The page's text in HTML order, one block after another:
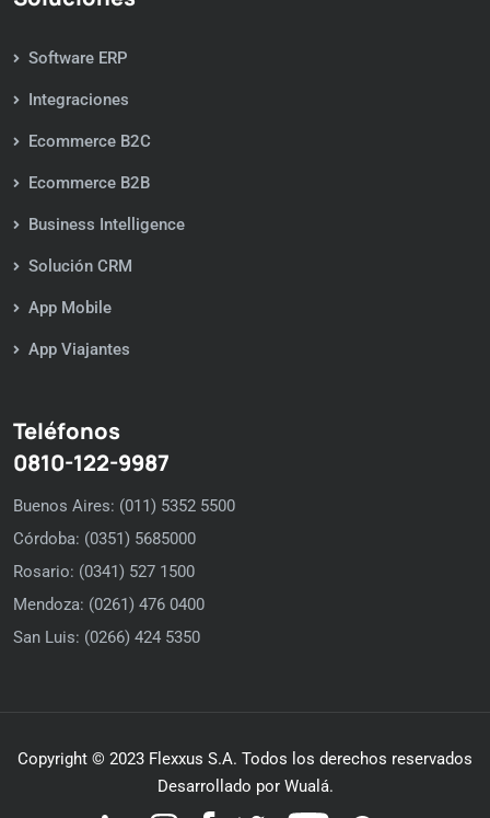
Software ERP
Integraciones
Ecommerce B2C
Ecommerce B2B
Business Intelligence
Solución CRM
App Mobile
App Viajantes
Teléfonos
0810-122-9987
Buenos Aires: (011) 5352 5500
Córdoba: (0351) 5685000
Rosario: (0341) 527 1500
Mendoza: (0261) 476 0400
San Luis: (0266) 424 5350
Copyright © 2023 Flexxus S.A. Todos los derechos reservados
Desarrollado por Wualá.